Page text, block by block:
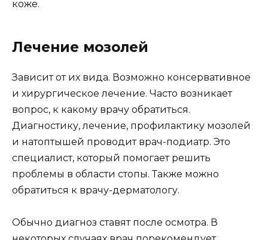
коже.
Лечение мозолей
Зависит от их вида. Возможно консервативное
и хирургическое лечение. Часто возникает
вопрос, к какому врачу обратиться.
Диагностику, лечение, профилактику мозолей
и натоптышей проводит врач-подиатр. Это
специалист, который помогает решить
проблемы в области стопы. Также можно
обратиться к врачу-дерматологу.
Обычно диагноз ставят после осмотра. В